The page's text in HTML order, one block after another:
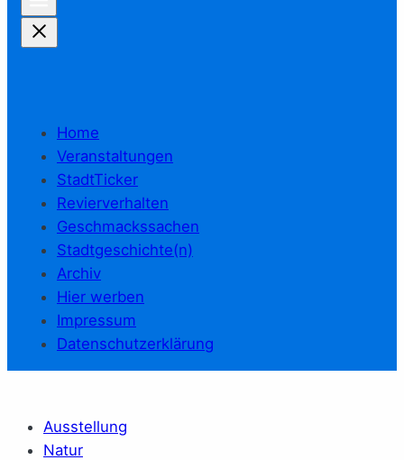
Home
Veranstaltungen
StadtTicker
Revierverhalten
Geschmackssachen
Stadtgeschichte(n)
Archiv
Hier werben
Impressum
Datenschutzerklärung
Ausstellung
Natur